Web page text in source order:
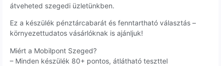
átveheted szegedi üzletünkben.
Ez a készülék pénztárcabarát és fenntartható választás –
környezettudatos vásárlóknak is ajánljuk!
Miért a Mobilpont Szeged?
– Minden készülék 80+ pontos, átlátható teszttel